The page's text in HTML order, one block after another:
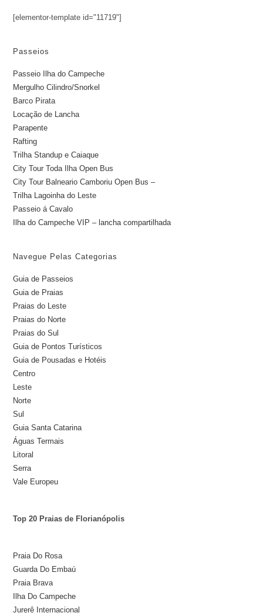
[elementor-template id="11719"]
Passeios
Passeio Ilha do Campeche
Mergulho Cilindro/Snorkel
Barco Pirata
Locação de Lancha
Parapente
Rafting
Trilha Standup e Caiaque
City Tour Toda Ilha Open Bus
City Tour Balneario Camboriu Open Bus –
Trilha Lagoinha do Leste
Passeio á Cavalo
Ilha do Campeche VIP – lancha compartilhada
Navegue Pelas Categorias
Guia de Passeios
Guia de Praias
Praias do Leste
Praias do Norte
Praias do Sul
Guia de Pontos Turísticos
Guia de Pousadas e Hotéis
Centro
Leste
Norte
Sul
Guia Santa Catarina
Águas Termais
Litoral
Serra
Vale Europeu
Top 20 Praias de Florianópolis
Praia Do Rosa
Guarda Do Embaú
Praia Brava
Ilha Do Campeche
Jurerê Internacional